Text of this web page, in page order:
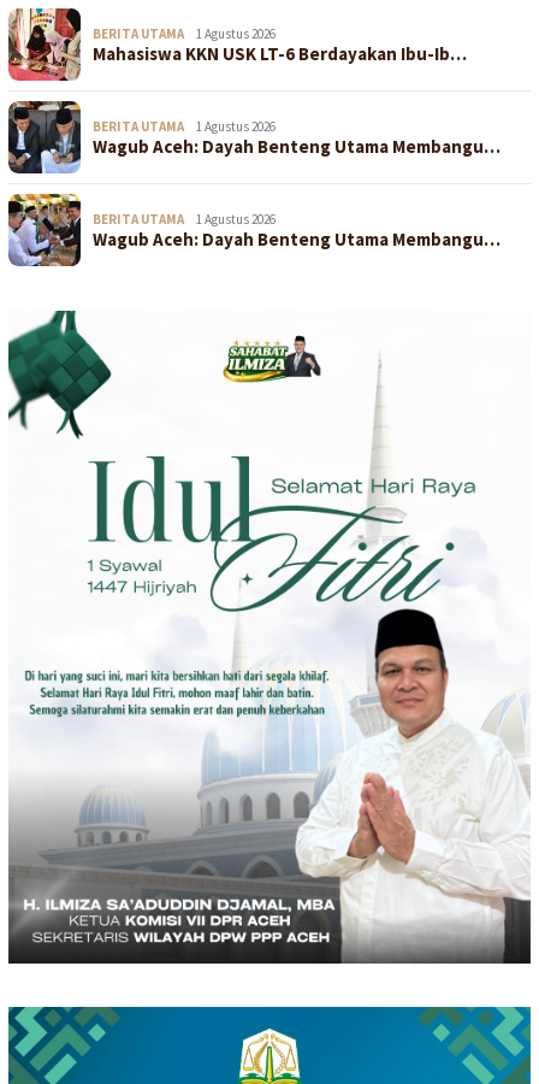
BERITA UTAMA 1 Agustus 2026
Mahasiswa KKN USK LT-6 Berdayakan Ibu-Ib…
BERITA UTAMA 1 Agustus 2026
Wagub Aceh: Dayah Benteng Utama Membangu…
BERITA UTAMA 1 Agustus 2026
Wagub Aceh: Dayah Benteng Utama Membangu…